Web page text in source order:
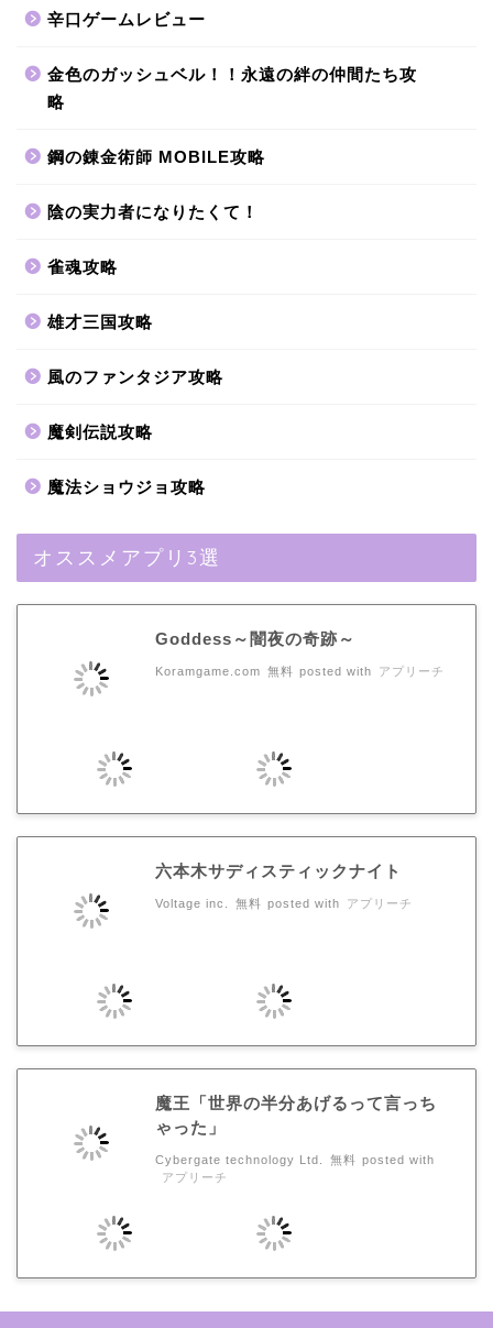
辛口ゲームレビュー
金色のガッシュベル！！永遠の絆の仲間たち攻
略
鋼の錬金術師 MOBILE攻略
陰の実力者になりたくて！
雀魂攻略
雄才三国攻略
風のファンタジア攻略
魔剣伝説攻略
魔法ショウジョ攻略
オススメアプリ3選
Goddess～闇夜の奇跡～
Koramgame.com 無料 posted with アプリーチ
六本木サディスティックナイト
Voltage inc. 無料 posted with アプリーチ
魔王「世界の半分あげるって言っち
ゃった」
Cybergate technology Ltd. 無料 posted with
アプリーチ